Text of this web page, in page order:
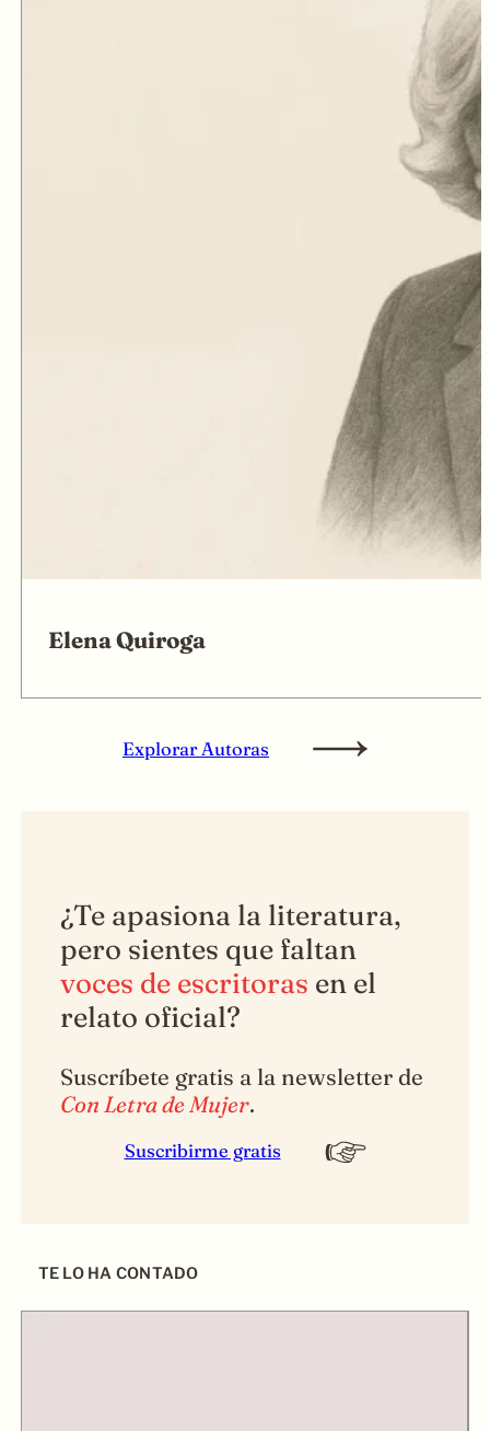
Elena Quiroga
Explorar Autoras
¿Te apasiona la literatura,
pero sientes que faltan
voces de escritoras en el
relato oficial?
Suscríbete gratis a la newsletter de
Con Letra de Mujer.
Suscribirme gratis
TE LO HA CONTADO